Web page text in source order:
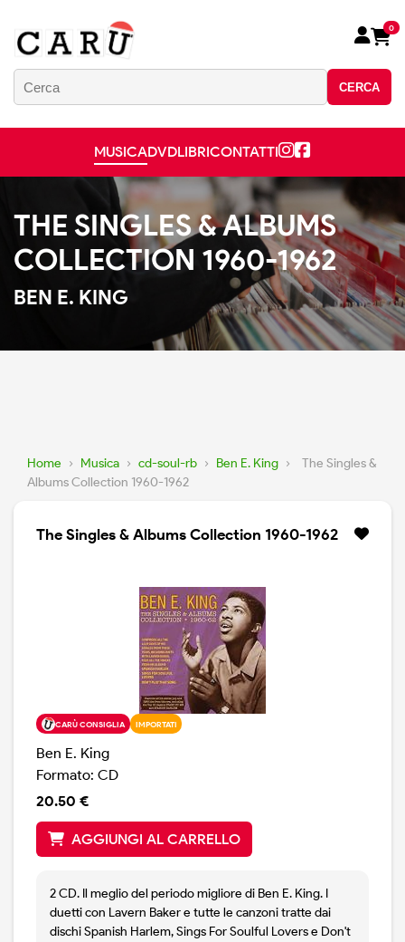
CERCA
0
MUSICADVDLIBRICONTATTI
THE SINGLES & ALBUMS
COLLECTION 1960-1962
BEN E. KING
Home › Musica › cd-soul-rb › Ben E. King ›
The Singles &
Albums Collection 1960-1962
The Singles & Albums Collection 1960-1962
CARÙ CONSIGLIA IMPORTATI
Ben E. King
Formato: CD
20.50 €
AGGIUNGI AL CARRELLO
2 CD. Il meglio del periodo migliore di Ben E. King. I
duetti con Lavern Baker e tutte le canzoni tratte dai
dischi Spanish Harlem, Sings For Soulful Lovers e Don't